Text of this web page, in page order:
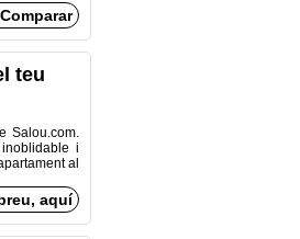
teu
Salou.com.
inoblidable i
al
aquí